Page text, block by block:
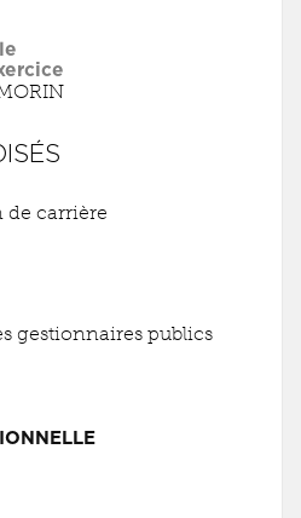
de carrière
gestionnaires publics